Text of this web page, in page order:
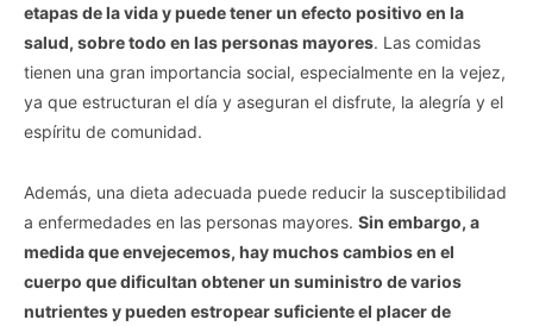
etapas de la vida y puede tener un efecto positivo en la
salud, sobre todo en las personas mayores. Las comidas
tienen una gran importancia social, especialmente en la vejez,
ya que estructuran el día y aseguran el disfrute, la alegría y el
espíritu de comunidad.
Además, una dieta adecuada puede reducir la susceptibilidad
a enfermedades en las personas mayores. Sin embargo, a
medida que envejecemos, hay muchos cambios en el
cuerpo que dificultan obtener un suministro de varios
nutrientes y pueden estropear suficiente el placer de